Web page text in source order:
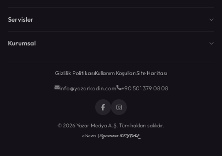
Servisler
Kurumsal
Gizlilik PolitikasıKullanım KoşullarıSite Haritası
info@yazarkadin.com +90 501 379 08 08
© 2026 Yazar Medya A.Ş. Tüm hakları saklıdır.
eNews |Egemen KEYDAL